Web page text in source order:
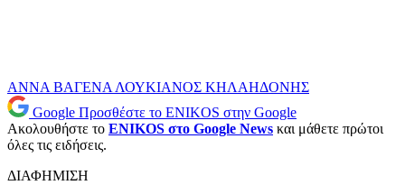
ΑΝΝΑ ΒΑΓΕΝΑ ΛΟΥΚΙΑΝΟΣ ΚΗΛΑΗΔΟΝΗΣ
Google Προσθέστε το ENIKOS στην Google
Ακολουθήστε το ENIKOS στο Google News και μάθετε πρώτοι
όλες τις ειδήσεις.
ΔΙΑΦΗΜΙΣΗ